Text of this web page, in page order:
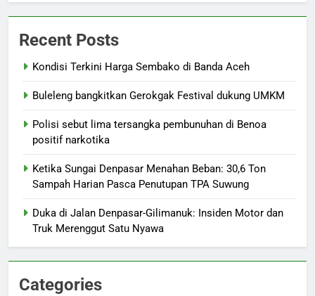
Recent Posts
Kondisi Terkini Harga Sembako di Banda Aceh
Buleleng bangkitkan Gerokgak Festival dukung UMKM
Polisi sebut lima tersangka pembunuhan di Benoa
positif narkotika
Ketika Sungai Denpasar Menahan Beban: 30,6 Ton
Sampah Harian Pasca Penutupan TPA Suwung
Duka di Jalan Denpasar-Gilimanuk: Insiden Motor dan
Truk Merenggut Satu Nyawa
Categories